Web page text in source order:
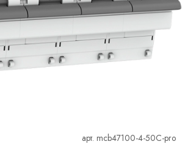
арт. mcb47100-4-50C-pro